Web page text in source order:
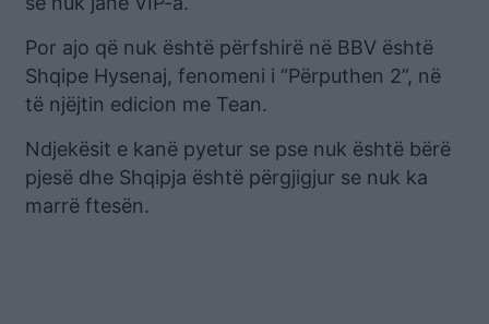
Por ajo që nuk është përfshirë në BBV është
Shqipe Hysenaj, fenomeni i “Përputhen 2”, në
të njëjtin edicion me Tean.
Ndjekësit e kanë pyetur se pse nuk është bërë
pjesë dhe Shqipja është përgjigjur se nuk ka
marrë ftesën.